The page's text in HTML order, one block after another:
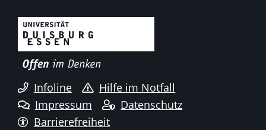
Infoline
Hilfe im Notfall
Impressum
Datenschutz
Barrierefreiheit